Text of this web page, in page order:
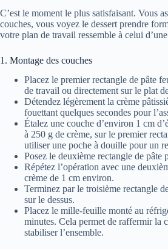
C’est le moment le plus satisfaisant. Vous
couches, vous voyez le dessert prendre
votre plan de travail ressemble à celui
1. Montage des couches
Placez le premier rectangle de pâte
de travail ou directement sur le plat
Détendez légèrement la crème
fouettant quelques secondes pour
Étalez une couche d’environ 1 cm
à 250 g de crème, sur le premier
utiliser une poche à douille pour un
Posez le deuxième rectangle de pâte
Répétez l’opération avec une
crème de 1 cm environ.
Terminez par le troisième rectangle
sur le dessus.
Placez le mille-feuille monté au
minutes. Cela permet de raffermir la
stabiliser l’ensemble.